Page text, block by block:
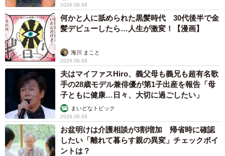
大きさ3-5 mm #国産鉱物 pic.twitter.com/EIKhldnp8R
— Amasaku (@amasaku777)
2026.08.08
何かと人に舐められた黒髪時代 30代後半で金
髪デビューしたら…人生が激変！【漫画】
海川 まこと
2026.08.08
夫はマイファスHiro、義父母も義兄も超有名歌
手の28歳モデル兼俳優が第1子出産を報告「母
子ともに健康…日々、大切に過ごしたい」
まいどなトピック
2026.08.08
お盆明けは介護相談が3割増加 帰省時に確認
したい「離れて暮らす親の異変」チェックポイ
ントは？